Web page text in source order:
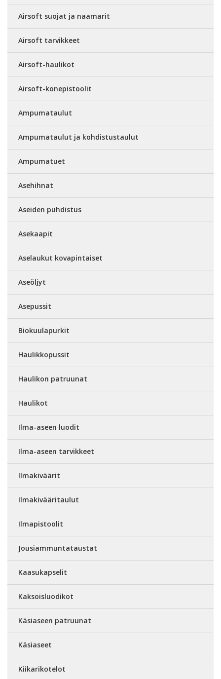
Airsoft suojat ja naamarit
Airsoft tarvikkeet
Airsoft-haulikot
Airsoft-konepistoolit
Ampumataulut
Ampumataulut ja kohdistustaulut
Ampumatuet
Asehihnat
Aseiden puhdistus
Asekaapit
Aselaukut kovapintaiset
Aseöljyt
Asepussit
Biokuulapurkit
Haulikkopussit
Haulikon patruunat
Haulikot
Ilma-aseen luodit
Ilma-aseen tarvikkeet
Ilmakiväärit
Ilmakivääritaulut
Ilmapistoolit
Jousiammuntataustat
Kaasukapselit
Kaksoisluodikot
Käsiaseen patruunat
Käsiaseet
Kiikarikotelot